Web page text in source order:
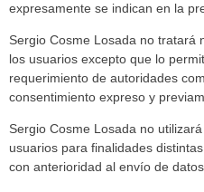
expresamente se indican en la
Sergio Cosme Losada no tratará
los usuarios excepto que lo
requerimiento de autoridades
consentimiento expreso y
Sergio Cosme Losada no
usuarios para finalidades
con anterioridad al envío de